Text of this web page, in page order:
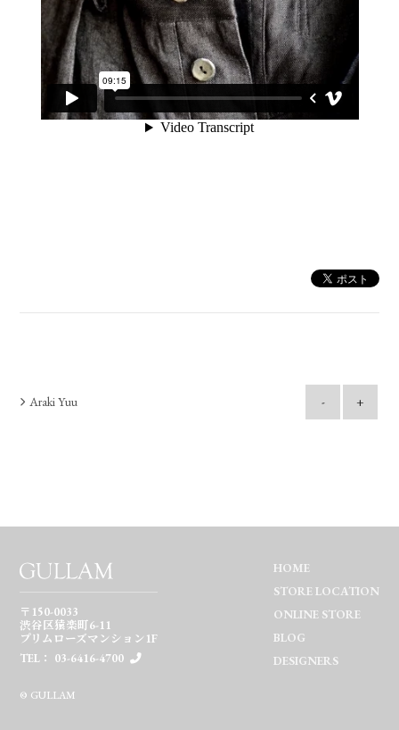
Araki Yuu - +
〒150-0033
渋谷区猿楽町6-11
プリムローズマンション1F
TEL： 03-6416-4700
HOME
STORE LOCATION
ONLINE STORE
BLOG
DESIGNERS
© GULLAM